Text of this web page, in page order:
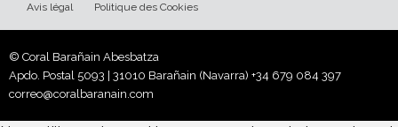
Avis légal Politique des Cookies
© Coral Barañain Abesbatza
Apdo. Postal 5093 | 31010 Barañain (Navarra) +34 679 084 397
correo@coralbaranain.com